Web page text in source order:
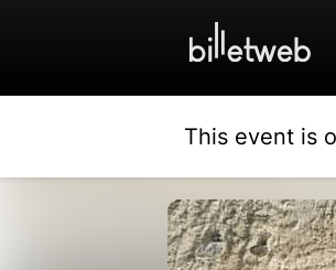
This event is